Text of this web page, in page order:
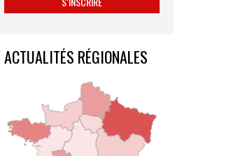
ACTUALITÉS RÉGIONALES